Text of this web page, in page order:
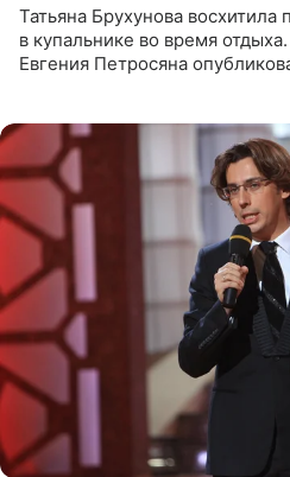
Татьяна Брухунова
в купальнике во время
Евгения Петросяна